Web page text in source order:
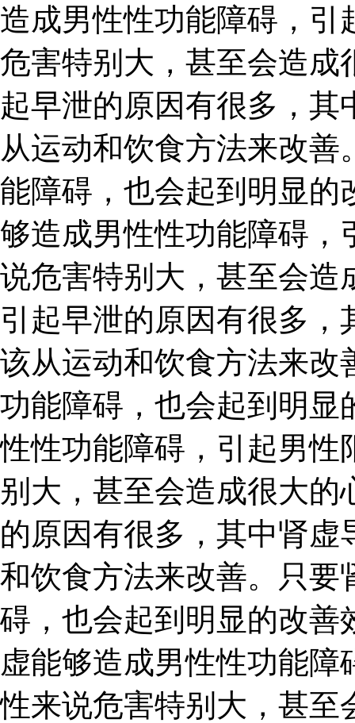
造成男性性功能障碍，引
危害特别大，甚至会造成
起早泄的原因有很多，
从运动和饮食方法来改
能障碍，也会起到明显
够造成男性性功能障碍，
说危害特别大，甚至会造
引起早泄的原因有很多
该从运动和饮食方法来改
功能障碍，也会起到明显
性性功能障碍，引起男性
别大，甚至会造成很大
的原因有很多，其中肾
和饮食方法来改善。只要
碍，也会起到明显的改善
虚能够造成男性性功能
性来说危害特别大，甚至